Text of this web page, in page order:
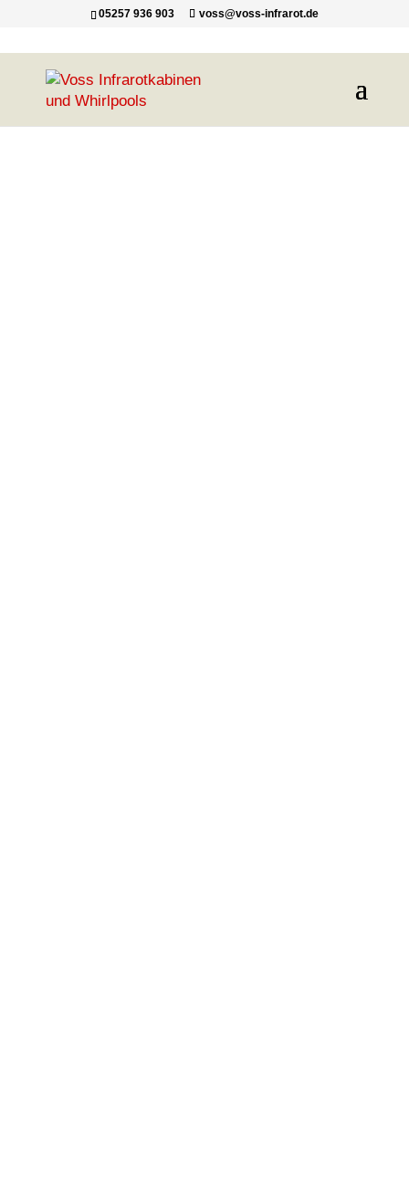
05257 936 903 voss@voss-infrarot.de